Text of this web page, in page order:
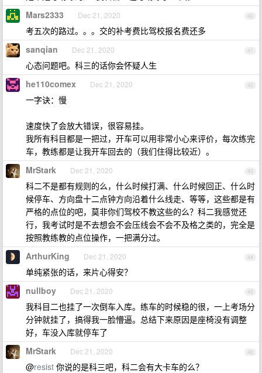
40
Mars2333 Dec 21, 2020
考五次的路过。。。交的补考费比驾校报名费还多
41
sanqian Dec 21, 2020
心态问题吧。科三的话你会怀疑人生
42
he110comex Dec 21, 2020
一字诀：慢
速度快了会放大错误，很容易挂。
我所有科目都是一把过，开车可以用非常小心来评价，每次练完
车，教练都是让我开车回去的（我们住得比较近）。
43
MrStark Dec 21, 2020
科二不是都有规则的么，什么时候打满、什么时候回正、什么时
候停车、方向盘十二点钟方向沿着什么线走、等等，这些都是有
严格的点位的吧，莫非你们驾校不教这些的么？科二我感觉还
行，我考试时是不去想会不会压线会不会不及格之类的，完全是
按照教练教的点位操作，一把满分过。
44
ArthurKing Dec 21, 2020
单纯紧张的话，来片心得安？
45
nullboy Dec 21, 2020
我科目二也挂了一次倒车入库。练车的时候稳的很，一上考场分
分钟就挂了，搞得我一脸懵逼。总结下来原因是座椅没有调整
好，车没入库就停车了
46
MrStark Dec 21, 2020
@resist 你说的是科三吧，科二会有大卡车的么？